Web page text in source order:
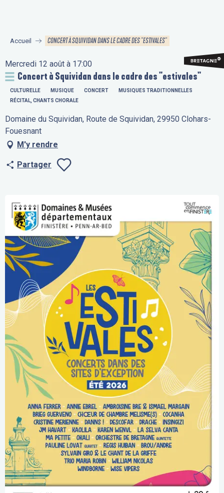
principal
Accueil CONCERT À SQUIVIDAN DANS LE CADRE DES "ESTIVALES"
Mercredi 12 août à 17:00
Concert à Squividan dans le cadre des "estivales"
CULTURELLE MUSIQUE CONCERT
MUSIQUES TRADITIONNELLES
RÉCITAL, CHANTS CHORALE
Domaine du Squividan, Route de Squividan, 29950 Clohars-
Fouesnant
M'y rendre
Partager